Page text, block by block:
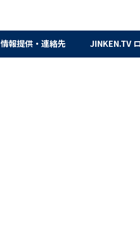
情報提供・連絡先 JINKEN.TV